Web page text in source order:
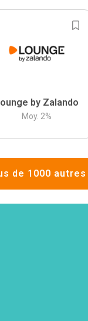
by Zalando
Moy. 2%
de 1000